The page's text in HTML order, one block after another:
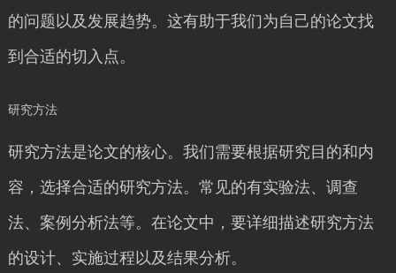
的问题以及发展趋势。这有助于我们为自己的论文找
到合适的切入点。
研究方法
研究方法是论文的核心。我们需要根据研究目的和内
容，选择合适的研究方法。常见的有实验法、调查
法、案例分析法等。在论文中，要详细描述研究方法
的设计、实施过程以及结果分析。